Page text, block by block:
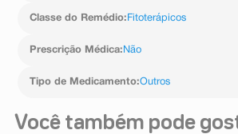
Classe do Remédio: Fitoterápicos
Prescrição Médica: Não
Tipo de Medicamento:Outros
Você também pode